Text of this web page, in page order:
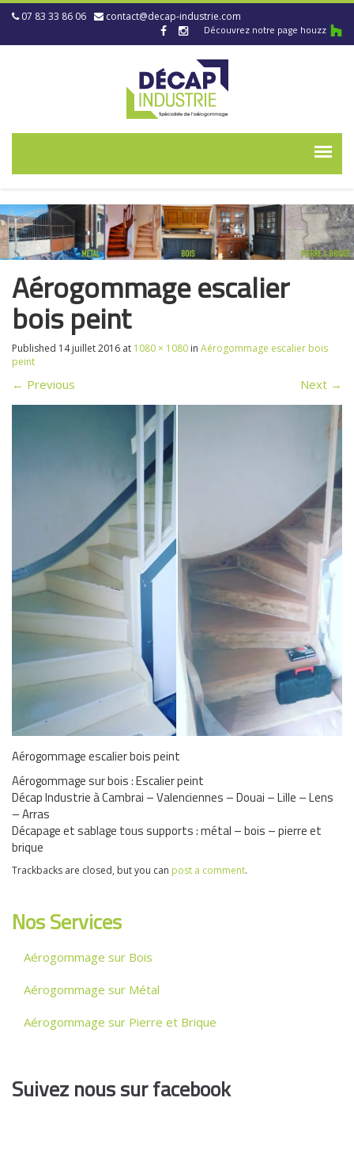
07 83 33 86 06 contact@decap-industrie.com
Découvrez notre page houzz
Aérogommage escalier
bois peint
Published 14 juillet 2016 at 1080 × 1080 in Aérogommage escalier bois
peint
← Previous Next →
Aérogommage escalier bois peint
Aérogommage sur bois : Escalier peint
Décap Industrie à Cambrai – Valenciennes – Douai – Lille – Lens
– Arras
Décapage et sablage tous supports : métal – bois – pierre et
brique
Trackbacks are closed, but you can post a comment.
Nos Services
Aérogommage sur Bois
Aérogommage sur Métal
Aérogommage sur Pierre et Brique
Suivez nous sur facebook